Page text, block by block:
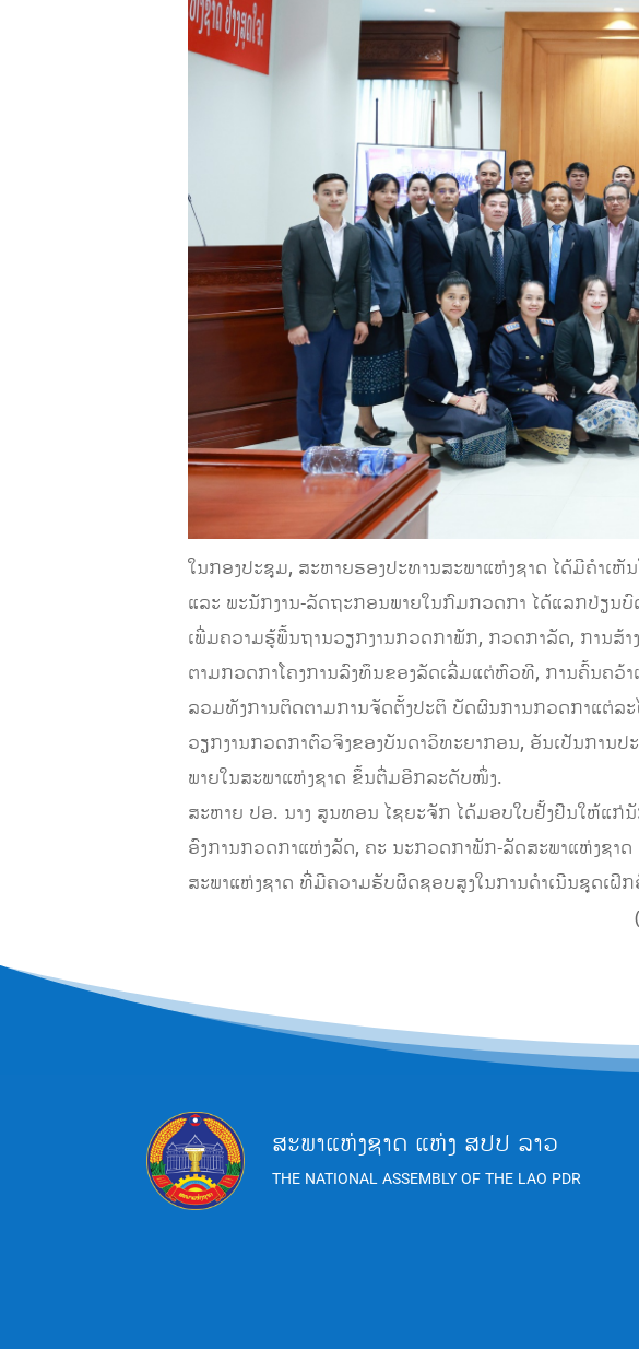
ໃນກອງປະຊຸມ, ສະຫາຍຮອງປະທານສະພາແຫ່ງຊາດ ໄດ້ມີຄຳເ
ແລະ ພະນັກງານ-ລັດຖະກອນພາຍໃນກົມກວດກາ ໄດ້ແລກປ່ຽນ
ເພີ່ມຄວາມຮູ້ພື້ນຖານວຽກງານກວດກາພັກ, ກວດກາລັດ, ການສ້
ຕາມກວດກາໂຄງການລົງທຶນຂອງລັດເລີ່ມແຕ່ຫົວທີ, ການຄົ້ນຄວ້
ລວມທັງການຕິດຕາມການຈັດຕັ້ງປະຕິ ບັດຜົນການກວດກາແຕ່ລ
ວຽກງານກວດກາຕົວຈິງຂອງບັນດາວິທະຍາກອນ, ອັນເປັນການ
ພາຍໃນສະພາແຫ່ງຊາດ ຂຶ້ນຕື່ມອີກລະດັບໜຶ່ງ.
ສະຫາຍ ປອ. ນາງ ສູນທອນ ໄຊຍະຈັກ ໄດ້ມອບໃບຢັ້ງຢືນໃຫ້ແກ່
ອົງການກວດກາແຫ່ງລັດ, ຄະ ນະກວດກາພັກ-ລັດສະພາແຫ່ງຊາດ
ສະພາແຫ່ງຊາດ ທີ່ມີຄວາມຮັບຜິດຊອບສູງໃນການດໍາເນີນຊຸດເຝິ
ສະພາແຫ່ງຊາດ ແຫ່ງ ສປປ ລາວ
THE NATIONAL ASSEMBLY OF THE LAO PDR